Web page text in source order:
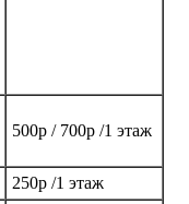
500р / 700р /1 этаж
250р /1 этаж